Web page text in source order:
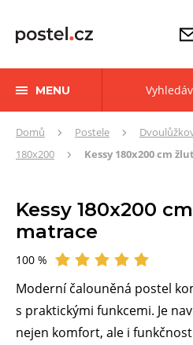
MENU
ZdeDomů Postele
180x200
Kessy 180x200 cm
Kessy 180x200
matrace
Hodnocení
100 %
Moderní čalouněná postel
s praktickými funkcemi. Je
nejen komfort, ale i